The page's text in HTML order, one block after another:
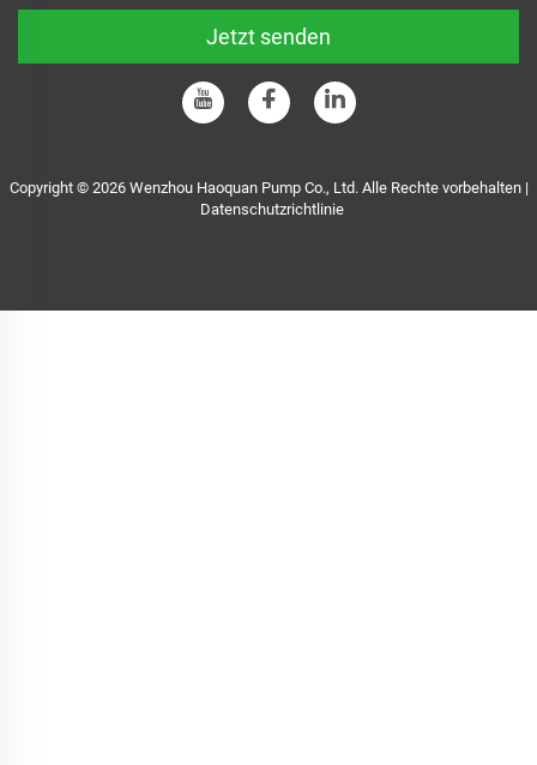
Jetzt senden
Copyright © 2026 Wenzhou Haoquan Pump Co., Ltd. Alle Rechte vorbehalten |
Datenschutzrichtlinie